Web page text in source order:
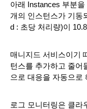
아래 Instances 부분
개의 인스턴스가 기동
d : 초당 처리량)이
매니지드 서비스이기
턴스를 추가하고 줄어
으로 대응을 자동으로
로그 모니터링은 클라